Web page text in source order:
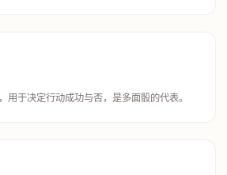
用于决定行动成功与否，是多面骰的代表。